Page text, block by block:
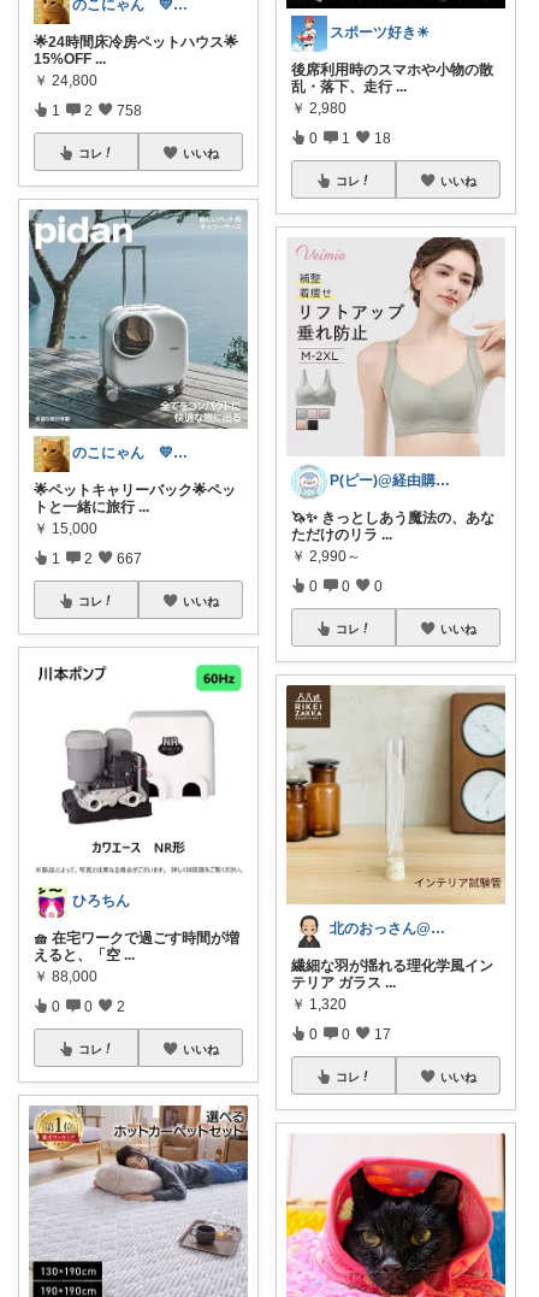
のこにゃん 💛ねこ3匹と暮らす🐾
🌟24時間床冷房ペットハウス🌟
15%OFF ...
￥ 24,800
1 2 758
コレ いいね
のこにゃん 💛ねこ3匹と暮らす🐾
🌟ペットキャリーバック🌟ペッ
トと一緒に旅行 ...
￥ 15,000
1 2 667
コレ いいね
ひろちん
🧺 在宅ワークで過ごす時間が増
えると、「空 ...
￥ 88,000
0 0 2
コレ いいね
スポーツ好き☀
後席利用時のスマホや小物の散
乱・落下、走行 ...
￥ 2,980
0 1 18
コレ いいね
P(ピー)@経由購入します！
🦄✨ きっとしあう魔法の、あな
ただけのリラ ...
￥ 2,990～
0 0 0
コレ いいね
北のおっさん@ガジェット好き
繊細な羽が揺れる理化学風イン
テリア ガラス ...
￥ 1,320
0 0 17
コレ いいね